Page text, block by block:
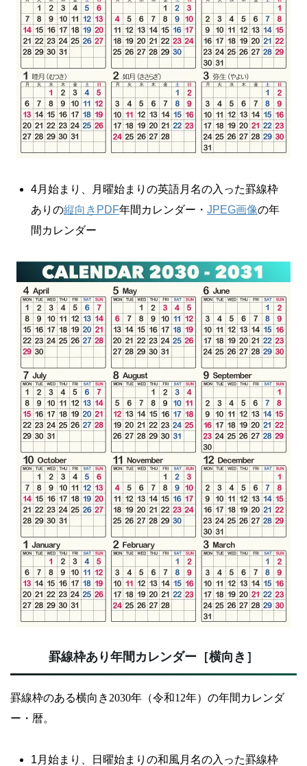
4月始まり、月曜始まりの英語月名の入った罫線枠
ありの縦向きPDF年間カレンダー・ JPEG画像の年
間カレンダー
罫線枠あり年間カレンダー［横向き］
罫線枠のある横向き2030年（令和12年）の年間カレンダ
ー・暦。
1月始まり、日曜始まりの和風月名の入った罫線枠